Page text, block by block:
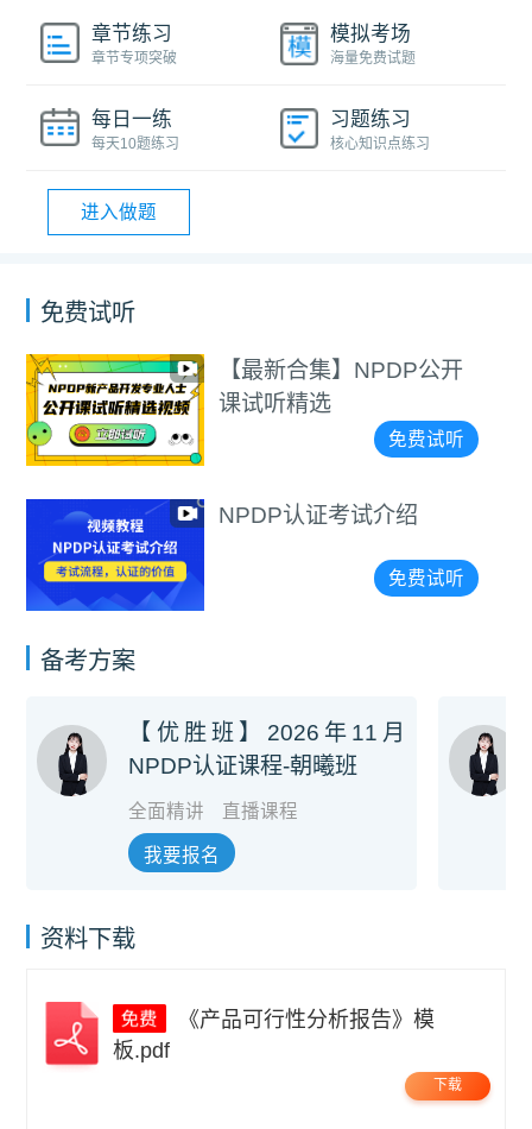
章节练习
章节专项突破
模拟考场
海量免费试题
每日一练
每天10题练习
习题练习
核心知识点练习
进入做题
免费试听
【最新合集】NPDP公开
课试听精选
免费试听
NPDP认证考试介绍
免费试听
备考方案
【优胜班】2026年11月
NPDP认证课程-朝曦班
全面精讲 直播课程
我要报名
资料下载
板.pdf
下载